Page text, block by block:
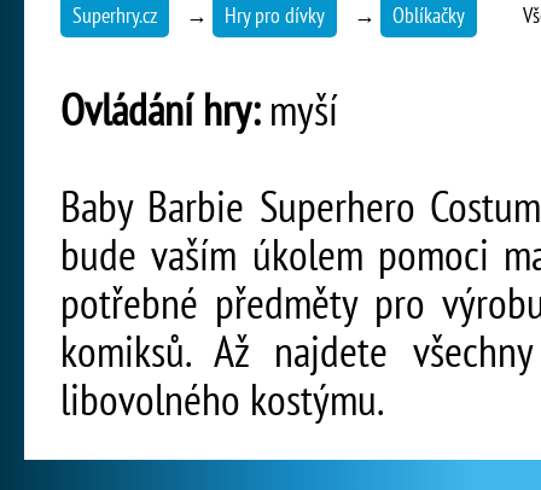
Superhry.cz → Hry pro dívky → Oblíkačky
Ovládání hry:myší
Baby Barbie Superhero
bude vaším úkolem pomoci
potřebné předměty pro
komiksů. Až najdete
libovolného kostýmu.